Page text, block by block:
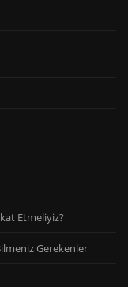
Etmeliyiz?
Gerekenler